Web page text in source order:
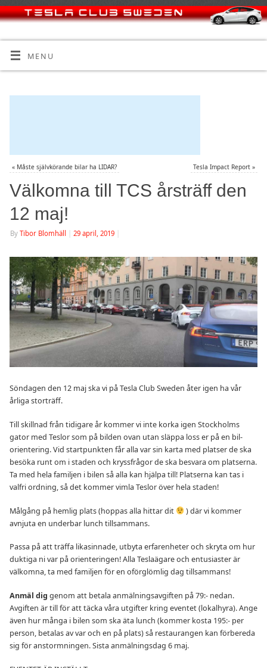
MENU
« Måste självkörande bilar ha LIDAR? Tesla Impact Report »
Välkomna till TCS årsträff den
12 maj!
By Tibor Blomhäll 29 april, 2019
Söndagen den 12 maj ska vi på Tesla Club Sweden åter igen ha vår
årliga storträff.
Till skillnad från tidigare år kommer vi inte korka igen Stockholms
gator med Teslor som på bilden ovan utan släppa loss er på en bil-
orientering. Vid startpunkten får alla var sin karta med platser de ska
besöka runt om i staden och kryssfrågor de ska besvara om platserna.
Ta med hela familjen i bilen så alla kan hjälpa till! Platserna kan tas i
valfri ordning, så det kommer vimla Teslor över hela staden!
Målgång på hemlig plats (hoppas alla hittar dit
) där vi kommer
avnjuta en underbar lunch tillsammans.
Passa på att träffa likasinnade, utbyta erfarenheter och skryta om hur
duktiga ni var på orienteringen! Alla Teslaägare och entusiaster är
välkomna, ta med familjen för en oförglömlig dag tillsammans!
Anmäl dig genom att betala anmälningsavgiften på 79:- nedan.
Avgiften är till för att täcka våra utgifter kring eventet (lokalhyra). Ange
även hur många i bilen som ska äta lunch (kommer kosta 195:- per
person, betalas av var och en på plats) så restaurangen kan förbereda
sig för anstormningen. Sista anmälningsdag 6 maj.